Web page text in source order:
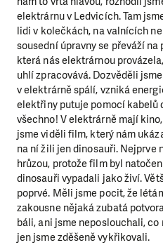
elektrárnu v Ledvicích. Tam
lidi v kolečkách, na valnících
sousední úpravny se převáží
která nás elektrárnou
uhlí zpracovává. Dozvěděli
v elektrárně spálí, vzniká
elektřiny putuje pomocí kabelů
všechno! V elektrárně mají
jsme viděli film, který nám
na ní žili jen dinosauři. Nejprve
hrůzou, protože film byl
dinosauři vypadali jako živí.
poprvé. Měli jsme pocit, že
zakousne nějaká zubatá
báli, ani jsme neposlouchali,
jen jsme zděšeně vykřikovali.